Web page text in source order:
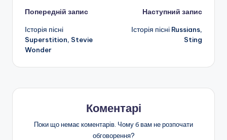
Навігація
по
запису
Попередній запис
Історія пісні
Superstition, Stevie
Wonder
Наступний запис
Історія пісні Russians,
Sting
Коментарі
Поки що немає коментарів. Чому б вам не розпочати
обговорення?